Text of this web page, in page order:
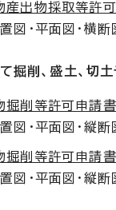
産出物採取等許
図・平面図・横断
掘削、盛土、切
掘削等許可申請
図・平面図・縦
掘削等許可申請
図・平面図・縦